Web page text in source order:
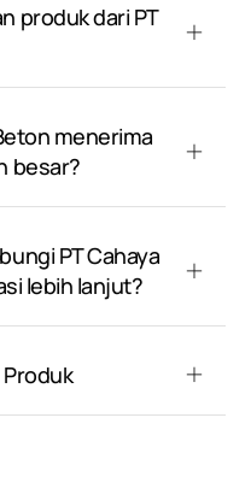
produk dari PT
menerima
besar?
PT Cahaya
lebih lanjut?
Produk